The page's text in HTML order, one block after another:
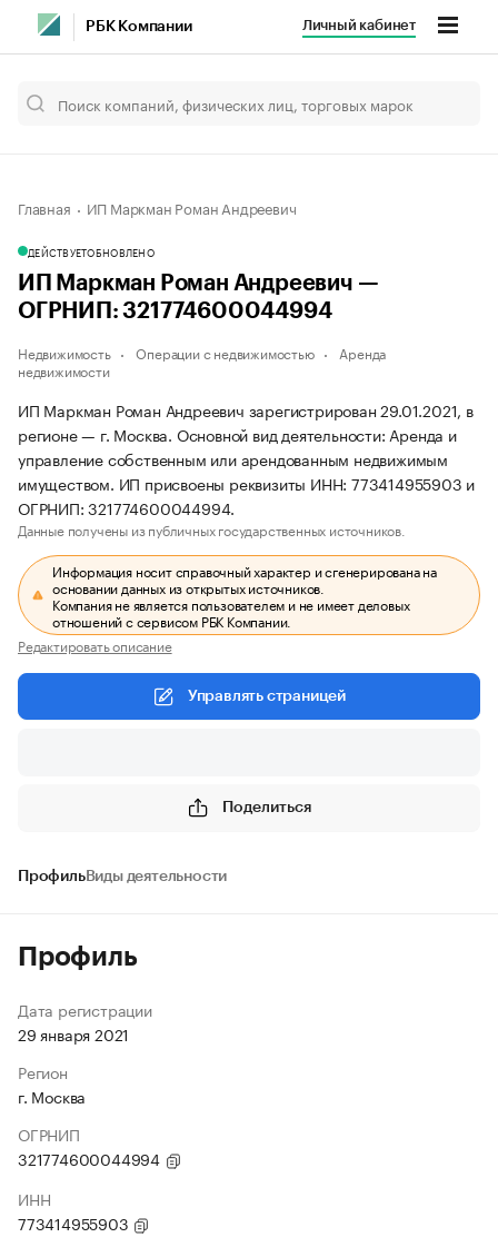
РБК Компании Личный кабинет
Главная ИП Маркман Роман Андреевич
ДЕЙСТВУЕТОБНОВЛЕНО
ИП Маркман Роман Андреевич —
ОГРНИП: 321774600044994
Недвижимость Операции с недвижимостью
Аренда
недвижимости
ИП Маркман Роман Андреевич зарегистрирован 29.01.2021, в
регионе — г. Москва. Основной вид деятельности: Аренда и
управление собственным или арендованным недвижимым
имуществом. ИП присвоены реквизиты ИНН: 773414955903 и
ОГРНИП: 321774600044994.
Данные получены из публичных государственных источников.
Информация носит справочный характер и сгенерирована на
основании данных из открытых источников.
Компания не является пользователем и не имеет деловых
отношений с сервисом РБК Компании.
Редактировать описание
Управлять страницей
Поделиться
ПрофильВиды деятельности
Профиль
Дата регистрации
29 января 2021
Регион
г. Москва
ОГРНИП
321774600044994
ИНН
773414955903